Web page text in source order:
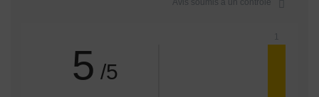
Avis soumis à un contrôle
5 /5